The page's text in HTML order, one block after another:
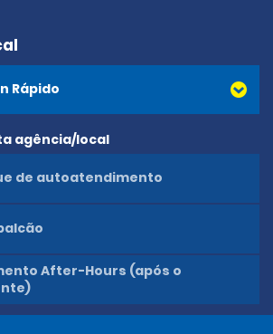
Rápido
agência/local
de autoatendimento
After-Hours (após o